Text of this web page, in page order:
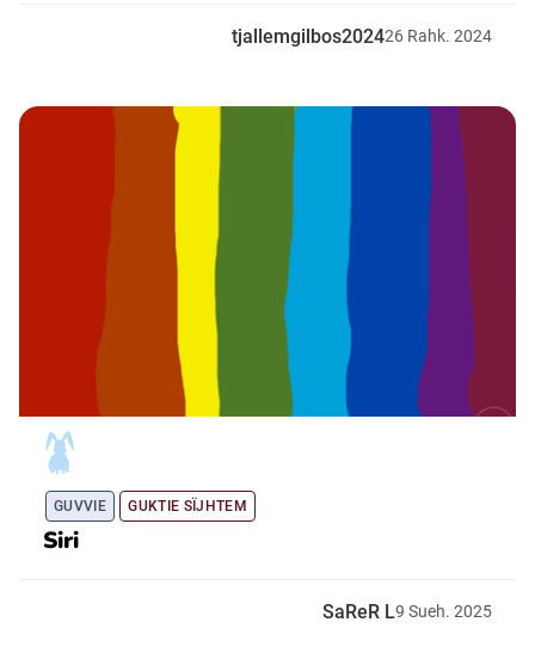
tjallemgilbos202426 Rahk. 2024
GUVVIE GUKTIE SÏJHTEM
Siri
SaReR L9 Sueh. 2025